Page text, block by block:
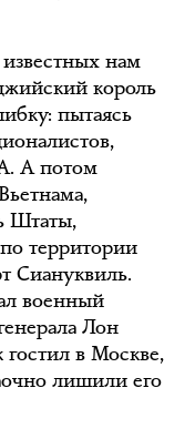
нам
король
пытаясь
А потом
Штаты,
территории
Сиануквиль.
военный
Лон
гостил в Москве,
лишили его